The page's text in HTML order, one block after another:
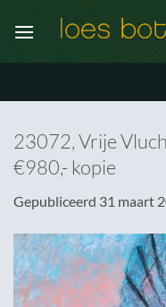
naar
23072, Vrije
€980,- kopie
Gepubliceerd 31 maart